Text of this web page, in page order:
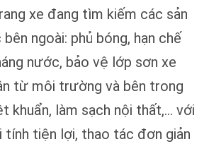
xe đang tìm kiếm các sản
ngoài: phủ bóng, hạn chế
nước, bảo vệ lớp sơn xe
từ môi trường và bên trong
khuẩn, làm sạch nội thất,… với
tính tiện lợi, thao tác đơn giản